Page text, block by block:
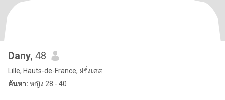
Dany, 48
Lille, Hauts-de-France, ฝรั่งเศส
ค้นหา: หญิง 28 - 40